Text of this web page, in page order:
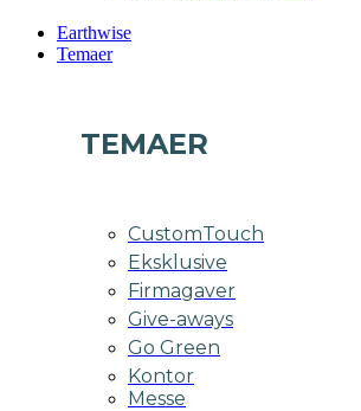
Earthwise
Temaer
TEMAER
CustomTouch
Eksklusive
Firmagaver
Give-aways
Go Green
Kontor
Messe